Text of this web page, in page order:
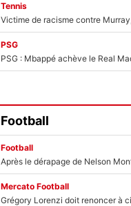
Tennis
PSG
PSG : Mbappé achève le Real
Football
Football
Mercato Football